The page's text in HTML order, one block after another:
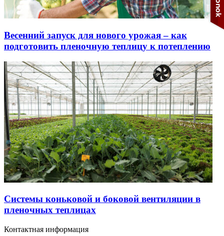
Весенний запуск для нового урожая – как
подготовить пленочную теплицу к потеплению
Системы коньковой и боковой вентиляции в
пленочных теплицах
Контактная информация